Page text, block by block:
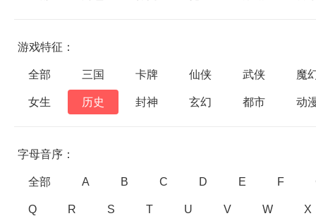
游戏特征：
全部 三国 卡牌 仙侠 武侠 魔
女生 历史 封神 玄幻 都市 动
字母音序：
全部 A B C D E F
Q R S T U V W X